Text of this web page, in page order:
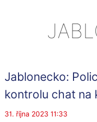
Jablonecko:
kontrolu chat na
31. října 2023 11:33